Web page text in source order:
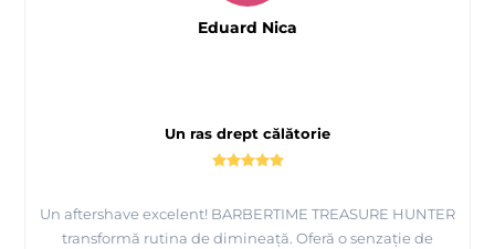
Un ras drept călătorie
Un aftershave excelent! BARBERTIME TREASURE HUNTER
transformă rutina de dimineață. Oferă o senzație de
Eduard Nica